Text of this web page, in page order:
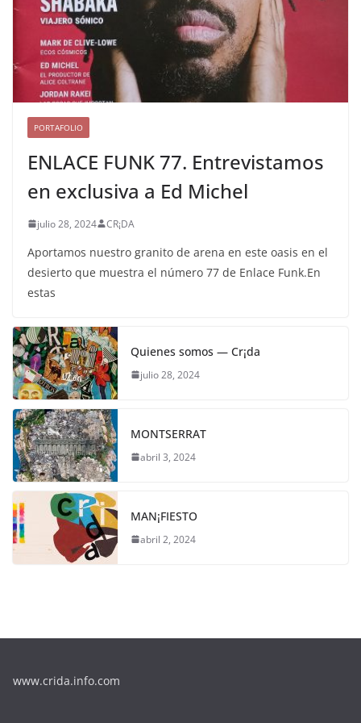
PORTAFOLIO
ENLACE FUNK 77. Entrevistamos
en exclusiva a Ed Michel
julio 28, 2024 CR¡DA
Aportamos nuestro granito de arena en este oasis en el
desierto que muestra el número 77 de Enlace Funk.En
estas
Quienes somos — Cr¡da
julio 28, 2024
MONTSERRAT
abril 3, 2024
MAN¡FIESTO
abril 2, 2024
www.crida.info.com